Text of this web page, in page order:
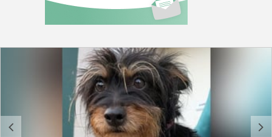
über **WhatsApp unter 0176 31015785** kontaktieren.
Wir freuen uns auf Ihre Kontaktaufnahme und
jederzeit möglich.
c d